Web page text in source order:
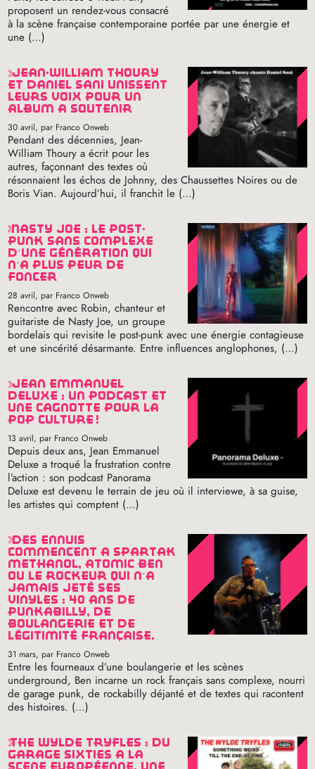
proposent un rendez-vous consacré
à la scène française contemporaine portée par une énergie et
une (…)
jean-william thoury
et daniel sani unissent
leurs voix pour un
album à soutenir
30 avril, par Franco Onweb
Pendant des décennies, Jean-
William Thoury a écrit pour les
autres, façonnant des textes où
résonnaient les échos de Johnny, des Chaussettes Noires ou de
Boris Vian. Aujourd’hui, il franchit le (…)
nasty joe : le post-
punk sans complexe
d’une génération qui
n’a plus peur de
foncer
28 avril, par Franco Onweb
Rencontre avec Robin, chanteur et
guitariste de Nasty Joe, un groupe
bordelais qui revisite le post-punk avec une énergie contagieuse
et une sincérité désarmante. Entre influences anglophones, (…)
jean emmanuel
deluxe : un podcast et
une cagnotte pour la
pop culture !
13 avril, par Franco Onweb
Depuis deux ans, Jean Emmanuel
Deluxe a troqué la frustration contre
l’action : son podcast Panorama
Deluxe est devenu le terrain de jeu où il interviewe, à sa guise,
les artistes qui comptent (…)
des ennuis
commencent à spartak
methanol, atomic ben
ou le rockeur qui n’a
jamais jeté ses
vinyles : 40 ans de
punkabilly, de
boulangerie et de
légitimité française.
31 mars, par Franco Onweb
Entre les fourneaux d’une boulangerie et les scènes
underground, Ben incarne un rock français sans complexe, nourri
de garage punk, de rockabilly déjanté et de textes qui racontent
des histoires. (…)
the wylde tryfles : du
garage sixties à la